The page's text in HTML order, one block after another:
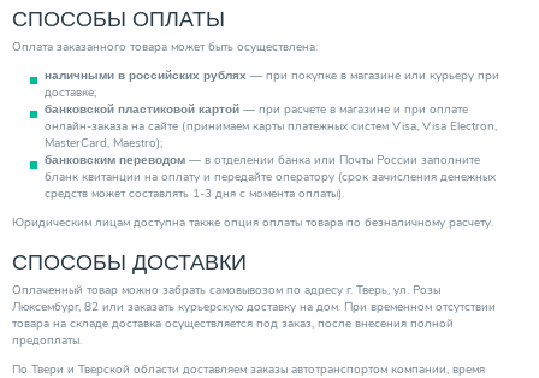
СПОСОБЫ ОПЛАТЫ
Оплата заказанного товара может быть осуществлена:
наличными в российских рублях — при покупке в магазине или курьеру при
доставке;
банковской пластиковой картой — при расчете в магазине и при оплате
онлайн-заказа на сайте (принимаем карты платежных систем Visa, Visa Electron,
MasterCard, Maestro);
банковским переводом — в отделении банка или Почты России заполните
бланк квитанции на оплату и передайте оператору (срок зачисления денежных
средств может составлять 1-3 дня с момента оплаты).
Юридическим лицам доступна также опция оплаты товара по безналичному расчету.
СПОСОБЫ ДОСТАВКИ
Оплаченный товар можно забрать самовывозом по адресу г. Тверь, ул. Розы
Люксембург, 82 или заказать курьерскую доставку на дом. При временном отсутствии
товара на складе доставка осуществляется под заказ, после внесения полной
предоплаты.
По Твери и Тверской области доставляем заказы автотранспортом компании, время